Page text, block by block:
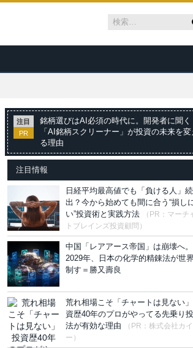
注目
PR
銘柄選びはAI必須の時代に。開発者に聞く
「AI銘柄スクリーナー」が投資の未来を変
る理由
注目情報
日経平均最高値でも「負ける人」続
出？今から始めても間に合う“損し
い”投資術と実践方法
（PR：マーチ
トブレインズ投資顧問）
中国「レアアース帝国」は崩壊へ。
2029年、日本の化学的精錬法が世
制す＝勝又壽良
荒れ相場こそ「チャートは見ない
資歴40年のプロがやってる先乗り
法が有効な理由
（PR：株式会社カ
ー）